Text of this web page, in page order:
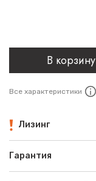
В корзину
Все характеристики
Лизинг
Гарантия